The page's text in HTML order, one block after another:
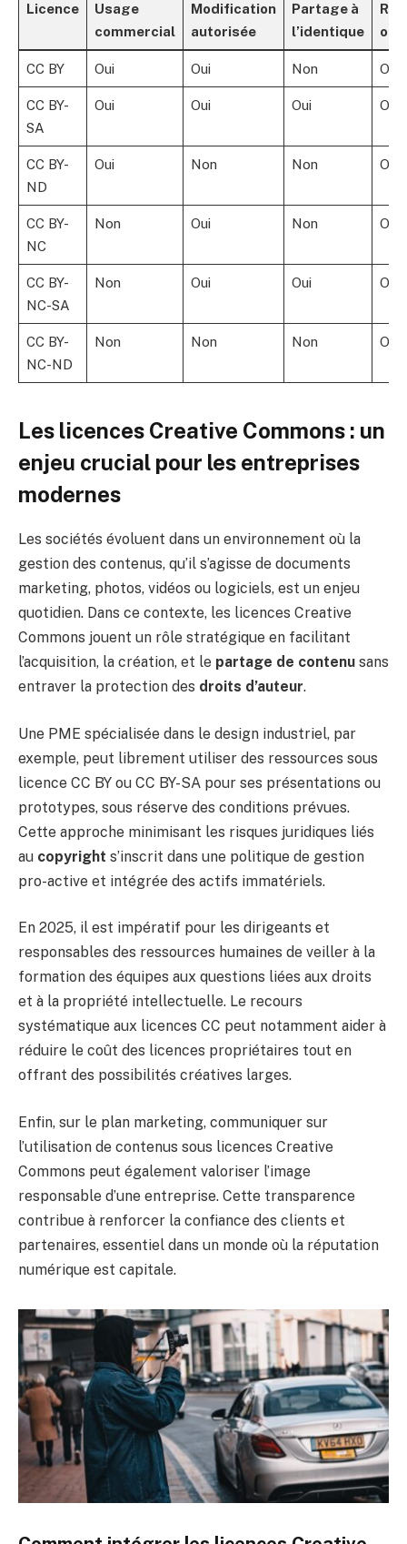
Licence
Usage
commercial
Modification
autorisée
Partage à
l’identique
CC BY Oui Oui Non Oui
CC BY-
SA
Oui Oui Oui Oui
CC BY-
ND
Oui Non Non Oui
CC BY-
NC
Non Oui Non Oui
CC BY-
NC-SA
Non Oui Oui Oui
CC BY-
NC-ND
Non Non Non Oui
Les licences Creative Commons : un
enjeu crucial pour les entreprises
modernes
Les sociétés évoluent dans un environnement où la
gestion des contenus, qu’il s’agisse de documents
marketing, photos, vidéos ou logiciels, est un enjeu
quotidien. Dans ce contexte, les licences Creative
Commons jouent un rôle stratégique en facilitant
l’acquisition, la création, et le partage de contenu sans
entraver la protection des droits d’auteur.
Une PME spécialisée dans le design industriel, par
exemple, peut librement utiliser des ressources sous
licence CC BY ou CC BY-SA pour ses présentations ou
prototypes, sous réserve des conditions prévues.
Cette approche minimisant les risques juridiques liés
au copyright s’inscrit dans une politique de gestion
pro-active et intégrée des actifs immatériels.
En 2025, il est impératif pour les dirigeants et
responsables des ressources humaines de veiller à la
formation des équipes aux questions liées aux droits
et à la propriété intellectuelle. Le recours
systématique aux licences CC peut notamment aider à
réduire le coût des licences propriétaires tout en
offrant des possibilités créatives larges.
Enfin, sur le plan marketing, communiquer sur
l’utilisation de contenus sous licences Creative
Commons peut également valoriser l’image
responsable d’une entreprise. Cette transparence
contribue à renforcer la confiance des clients et
partenaires, essentiel dans un monde où la réputation
numérique est capitale.